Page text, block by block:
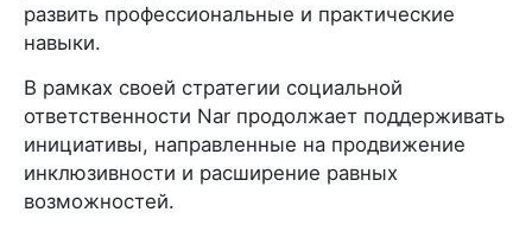
развить профессиональные и практические
навыки.
В рамках своей стратегии социальной
ответственности Nar продолжает поддерживать
инициативы, направленные на продвижение
инклюзивности и расширение равных
возможностей.